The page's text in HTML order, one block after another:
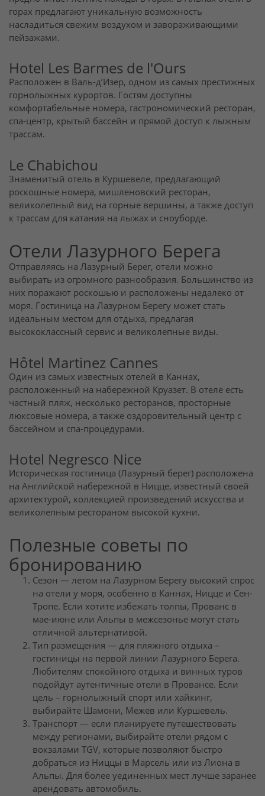
горах предлагают уникальную возможность
насладиться свежим воздухом и завораживающими
пейзажами.
Hotel Les Barmes de l'Ours
Расположен в Валь-д’Изер, одном из самых престижных
горнолыжных курортов. Гостям доступны
комфортабельные номера, гастрономический ресторан,
спа-центр, крытый бассейн и прямой доступ к лыжным
трассам.
Le Chabichou
Знаменитый отель в Куршевеле, предлагающий
роскошные номера, мишленовский ресторан,
великолепный вид на горные вершины, а также доступ
к трассам для катания на лыжах и сноуборде.
Отели Лазурного Берега
Отправляясь на Лазурный Берег, отели можно
выбирать из огромного разнообразия. Большинство из
них поражают роскошью и расположены недалеко от
моря. Гостиница на Лазурном Берегу может стать
идеальным местом для отдыха, предлагая
высококлассный сервис и великолепные виды.
Hôtel Martinez Cannes
Один из самых известных отелей в Каннах,
расположенный на набережной Круазет. В отеле есть
частный пляж, несколько ресторанов, просторные
люксовые номера, а также оздоровительный центр с
бассейном и спа-процедурами.
Hotel Negresco Nice
Историческая гостиница (Лазурный берег) расположена
на Английской набережной в Ницце, известный своей
архитектурой, коллекцией произведений искусства и
великолепным рестораном высокой кухни.
Полезные советы по
бронированию
Сезон — летом на Лазурном Берегу высокий спрос
на отели у моря, особенно в Каннах, Ницце и Сен-
Тропе. Если хотите избежать толпы, Прованс в
мае-июне или Альпы в межсезонье могут стать
отличной альтернативой.
Тип размещения — для пляжного отдыха –
гостиницы на первой линии Лазурного Берега.
Любителям спокойного отдыха и винных туров
подойдут аутентичные отели в Провансе. Если
цель – горнолыжный спорт или хайкинг,
выбирайте Шамони, Межев или Куршевель.
Транспорт — если планируете путешествовать
между регионами, выбирайте отели рядом с
вокзалами TGV, которые позволяют быстро
добраться из Ниццы в Марсель или из Лиона в
Альпы. Для более уединенных мест лучше заранее
арендовать автомобиль.